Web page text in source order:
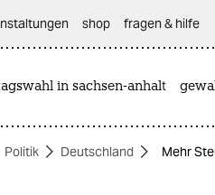
shop fragen & hilfe
in sachsen-anhalt
Politik Deutschland Mehr